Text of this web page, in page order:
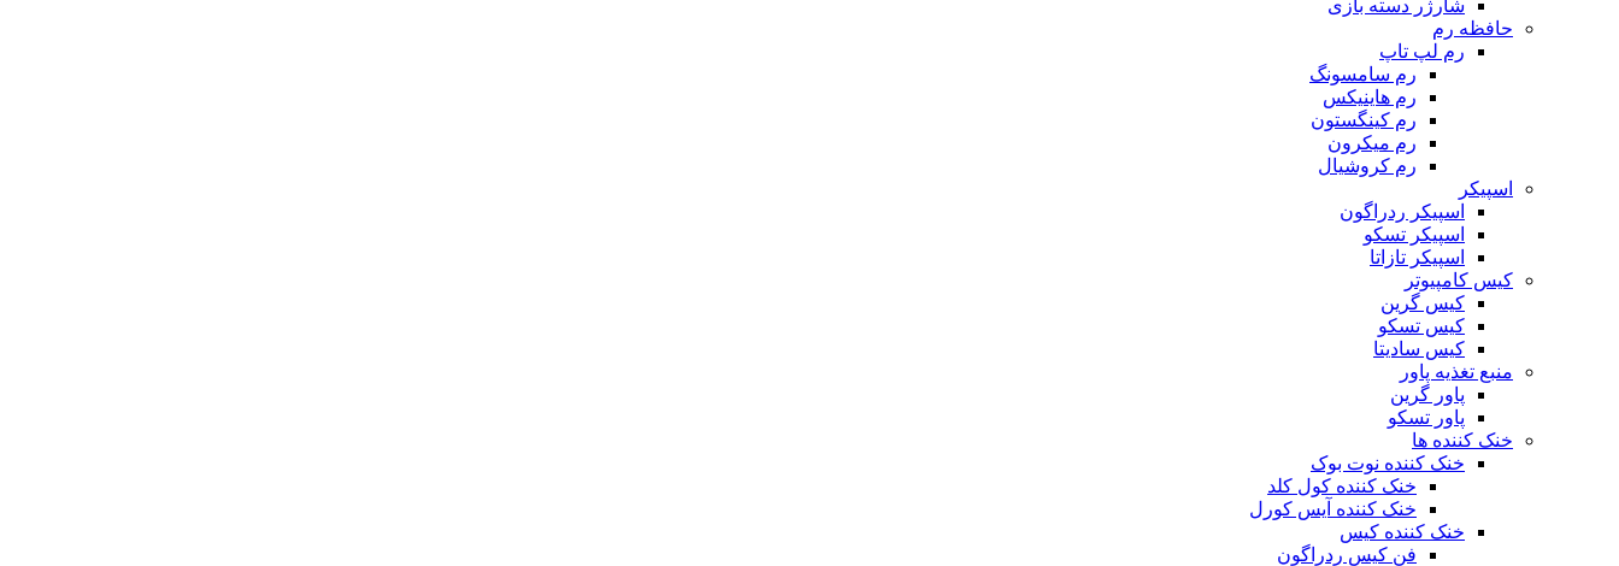
شارژر دسته بازی
حافظه رم
رم لپ تاپ
رم سامسونگ
رم هاینیکس
رم کینگستون
رم میکرون
رم کروشیال
اسپیکر
اسپیکر ردراگون
اسپیکر تسکو
اسپیکر تازاتا
کیس کامپیوتر
کیس گرین
کیس تسکو
کیس سادیتا
منبع تغذیه‌ پاور
پاور گرین
پاور تسکو
خنک کننده ها
خنک کننده نوت بوک
خنک کننده کول کلد
خنک کننده آیس کورل
خنک کننده کیس
فن کیس ردراگون